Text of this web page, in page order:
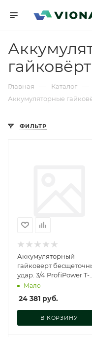
Главная — Каталог —
Аккумуляторные
ФИЛЬТР
Аккумуляторный
гайковерт
удар. 3/4 ProfiPower T-
2000N(Li-ion-
1шт,6.0Ач,2000Нм,ад,
E0187
Мало
24 381 руб.
В КОРЗИНУ